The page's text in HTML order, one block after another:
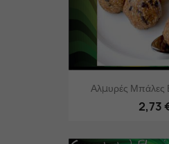
Αλμυρές Μπάλες
2,73